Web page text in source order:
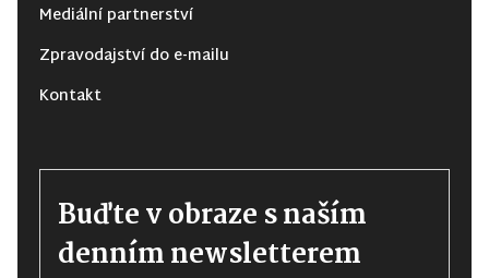
Mediální partnerství
Zpravodajství do e-mailu
Kontakt
Buďte v obraze s naším
denním newsletterem